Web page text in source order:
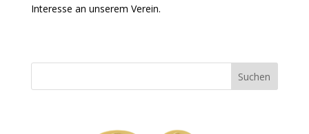
Interesse an unserem Verein.
Suchen